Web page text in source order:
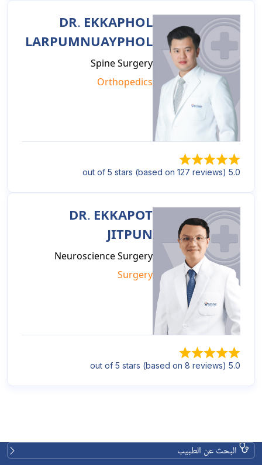
DR. EKKAPHOL
LARPUMNUAYPHOL
Spine Surgery
Orthopedics
5.0 out of 5 stars (based on 127 reviews)
DR. EKKAPOT
JITPUN
Neuroscience Surgery
Surgery
5.0 out of 5 stars (based on 8 reviews)
البحث عن الطبيب